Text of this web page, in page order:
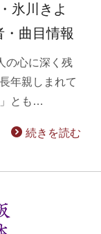
氷川きよ
曲目情報
の心に深く残
年親しまれて
とも…
続きを読む